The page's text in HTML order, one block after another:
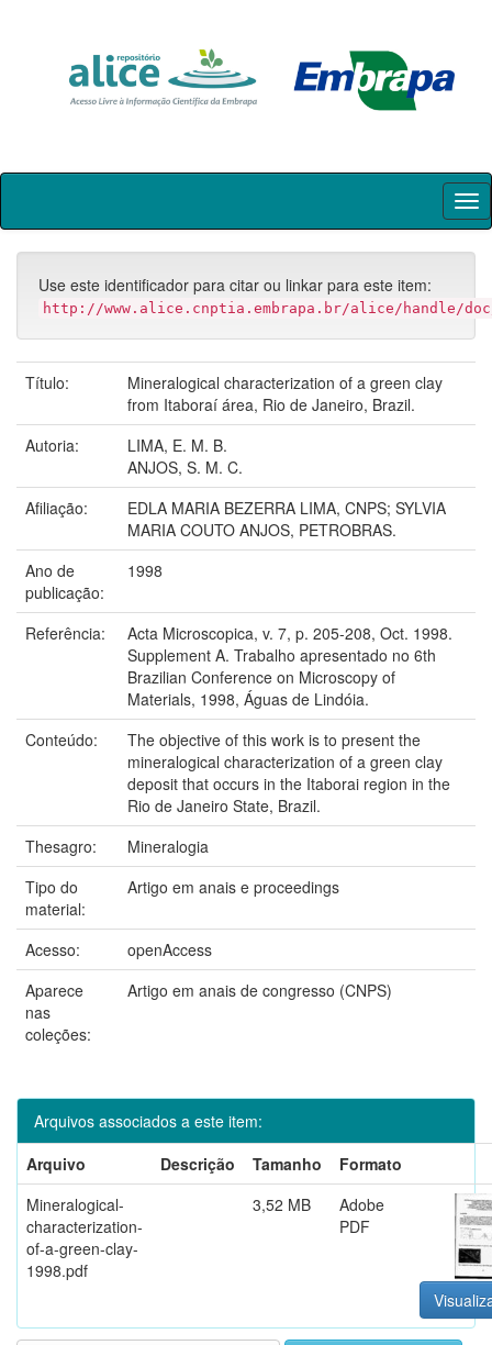
Skip
Use este identificador para citar ou linkar para este item:
http://www.alice.cnptia.embrapa.br/alice/handle/doc/
Título:
Mineralogical characterization of a green clay
from Itaboraí área, Rio de Janeiro, Brazil.
Autoria:
LIMA, E. M. B.
ANJOS, S. M. C.
Afiliação:
EDLA MARIA BEZERRA LIMA, CNPS; SYLVIA
MARIA COUTO ANJOS, PETROBRAS.
Ano de
publicação:
1998
Referência:
Acta Microscopica, v. 7, p. 205-208, Oct. 1998.
Supplement A. Trabalho apresentado no 6th
Brazilian Conference on Microscopy of
Materials, 1998, Águas de Lindóia.
Conteúdo:
The objective of this work is to present the
mineralogical characterization of a green clay
deposit that occurs in the Itaborai region in the
Rio de Janeiro State, Brazil.
Thesagro:
Mineralogia
Tipo do
material:
Artigo em anais e proceedings
Acesso:
openAccess
Aparece
nas
coleções:
Artigo em anais de congresso (CNPS)
Arquivos associados a este item:
Arquivo
Descrição Tamanho
Formato
Mineralogical-
characterization-
of-a-green-clay-
1998.pdf
3,52 MB
Adobe
PDF